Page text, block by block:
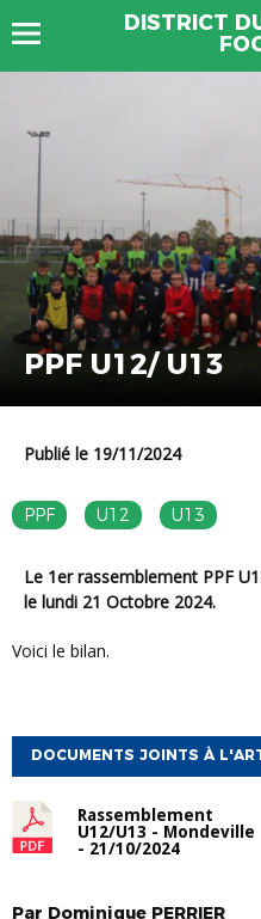
DISTRICT
PPF U12/ U13
Publié le 19/11/2024
PPF U12 U13
Le 1er rassemblement PPF U12G/U13G a eu lieu à Mondeville
le lundi 21 Octobre 2024.
Voici le bilan.
DOCUMENTS JOINTS À
Rassemblement
U12/U13 - Mondeville
- 21/10/2024
Par Dominique PERRIER